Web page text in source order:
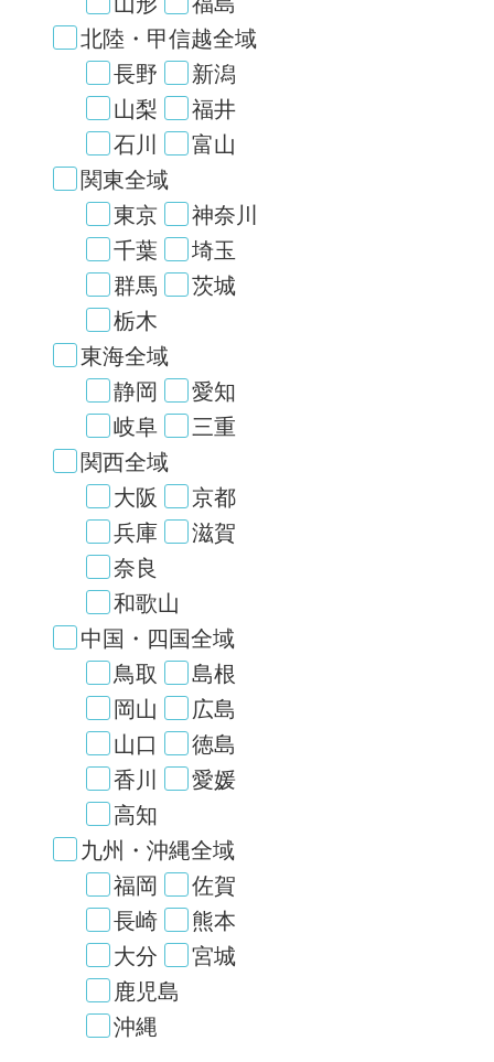
北陸・甲信越全域
長野
新潟
山梨
福井
石川
富山
関東全域
東京
神奈川
千葉
埼玉
群馬
茨城
栃木
東海全域
静岡
愛知
岐阜
三重
関西全域
大阪
京都
兵庫
滋賀
奈良
和歌山
中国・四国全域
鳥取
島根
岡山
広島
山口
徳島
香川
愛媛
高知
九州・沖縄全域
福岡
佐賀
長崎
熊本
大分
宮城
鹿児島
沖縄